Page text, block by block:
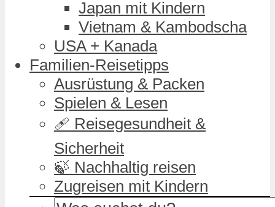
Japan mit Kindern
Vietnam & Kambodscha
USA + Kanada
Familien-Reisetipps
Ausrüstung & Packen
Spielen & Lesen
🩹 Reisegesundheit &
Sicherheit
🍃 Nachhaltig reisen
Zugreisen mit Kindern